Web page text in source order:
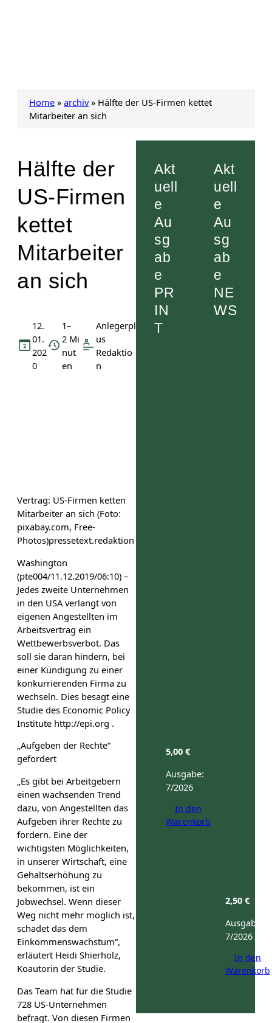
Home » archiv» Hälfte der US-Firmen kettet
Mitarbeiter an sich
Hälfte der
US-Firmen
kettet
Mitarbeiter
an sich
12.
01.
202
0
1–
2 Mi
nut
en
Anlegerpl
us
Redaktio
n
Vertrag: US-Firmen ketten
Mitarbeiter an sich (Foto:
pixabay.com, Free-
Photos)pressetext.redaktion
Washington
(pte004/11.12.2019/06:10) –
Jedes zweite Unternehmen
in den USA verlangt von
eigenen Angestellten im
Arbeitsvertrag ein
Wettbewerbsverbot. Das
soll sie daran hindern, bei
einer Kündigung zu einer
konkurrierenden Firma zu
wechseln. Dies besagt eine
Studie des Economic Policy
Institute http://epi.org .
„Aufgeben der Rechte“
gefordert
„Es gibt bei Arbeitgebern
einen wachsenden Trend
dazu, von Angestellten das
Aufgeben ihrer Rechte zu
fordern. Eine der
wichtigsten Möglichkeiten,
in unserer Wirtschaft, eine
Gehaltserhöhung zu
bekommen, ist ein
Jobwechsel. Wenn dieser
Weg nicht mehr möglich ist,
schadet das dem
Einkommenswachstum“,
erläutert Heidi Shierholz,
Koautorin der Studie.
Das Team hat für die Studie
728 US-Unternehmen
befragt. Von diesen Firmen
Akt
uell
e
Au
sg
ab
e
PR
IN
T
5,00 €
Ausgabe:
7/2026
In den
Warenkorb
Akt
uell
e
Au
sg
ab
e
NE
WS
2,50 €
Ausgabe:
7/2026
In den
Warenkorb